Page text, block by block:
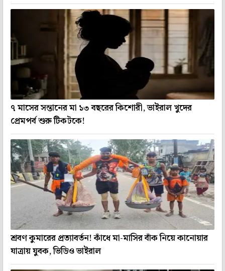
৭ মাসের সন্তানের মা ১৩ বছরের কিশোরী, ভাইরাল খুদের
প্রেমপর্ব শুরু টিকটকে!
শ্রবণ কুমারের প্রত্যাবর্তন! কাঁধে মা-মাসির বাঁক নিয়ে কানোয়ার
যাত্রায় যুবক, ভিডিও ভাইরাল